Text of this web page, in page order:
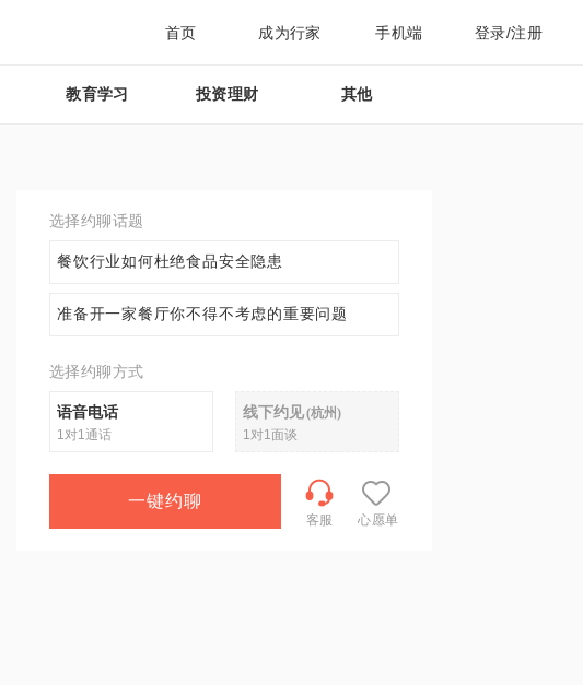
首页 成为行家 手机端 登录/注册
教育学习 投资理财 其他
选择约聊话题
餐饮行业如何杜绝食品安全隐患
准备开一家餐厅你不得不考虑的重要问题
选择约聊方式
语音电话
1对1通话
线下约见(杭州)
1对1面谈
一键约聊
客服 心愿单